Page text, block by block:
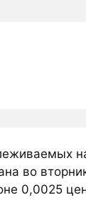
во
0,0025